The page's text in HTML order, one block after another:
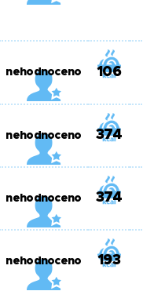
nehodnoceno 106
nehodnoceno 374
nehodnoceno 374
nehodnoceno 193